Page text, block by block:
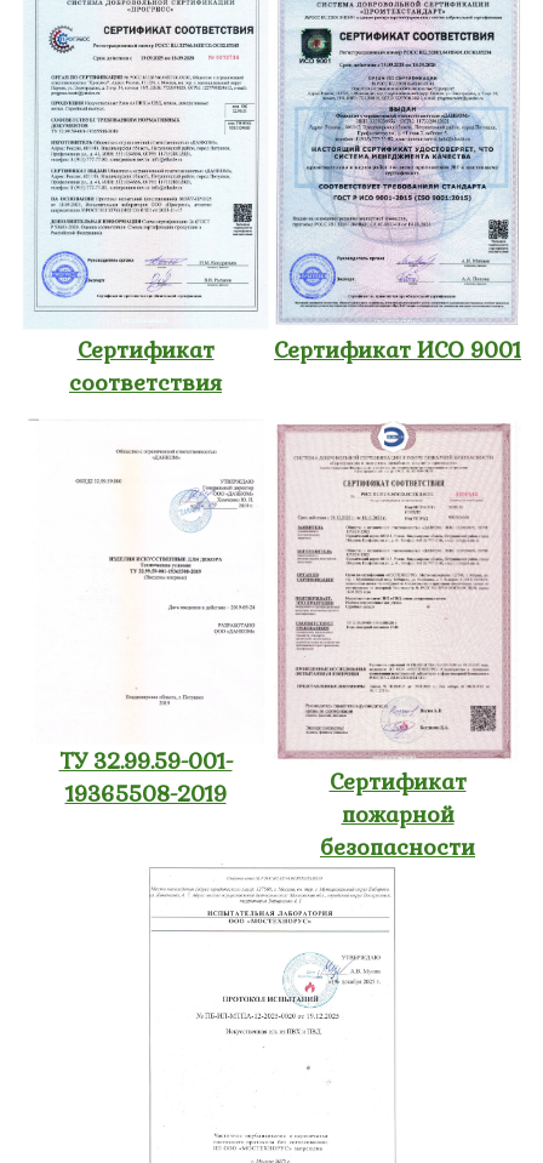
Сертификат
соответствия
Сертификат ИСО 9001
ТУ 32.99.59-001-
19365508-2019
Сертификат
пожарной
безопасности